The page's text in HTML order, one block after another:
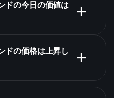
の今日の価値は
の価格は上昇し